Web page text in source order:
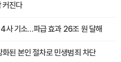
커진다
사 기소…파급 효과 26조 원 달해
된 본인 절차로 민생범죄 차단